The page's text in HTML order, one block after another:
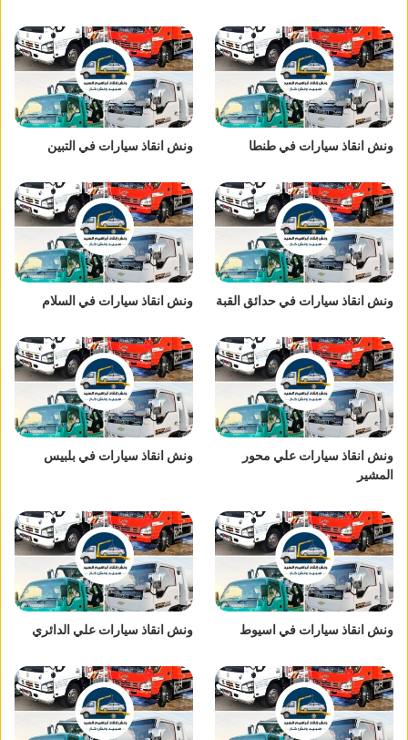
ونش انقاذ سيارات في طنطا ونش انقاذ سيارات في التبين
ونش انقاذ سيارات في حدائق القبة ونش انقاذ سيارات في السلام
ونش انقاذ سيارات علي محور
المشير
ونش انقاذ سيارات في بلبيس
ونش انقاذ سيارات في اسيوط ونش انقاذ سيارات علي الدائري